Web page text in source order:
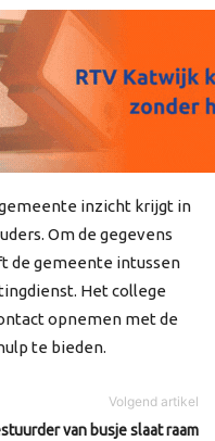
inzicht krijgt in
Om de gegevens
de gemeente intussen
Het college
opnemen met de
te bieden.
Volgend artikel
van busje slaat raam